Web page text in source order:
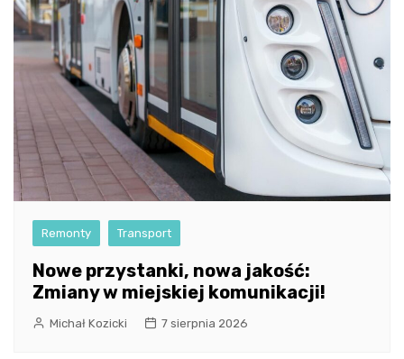
Remonty Transport
Nowe przystanki, nowa jakość:
Zmiany w miejskiej komunikacji!
Michał Kozicki 7 sierpnia 2026